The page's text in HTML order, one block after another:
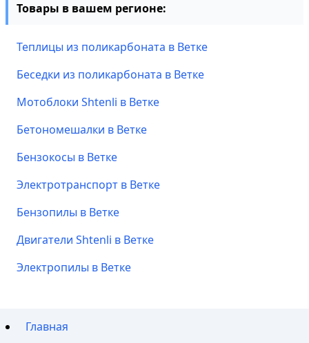
Товары в вашем регионе:
Теплицы из поликарбоната в Ветке
Беседки из поликарбоната в Ветке
Мотоблоки Shtenli в Ветке
Бетономешалки в Ветке
Бензокосы в Ветке
Электротранспорт в Ветке
Бензопилы в Ветке
Двигатели Shtenli в Ветке
Электропилы в Ветке
Главная